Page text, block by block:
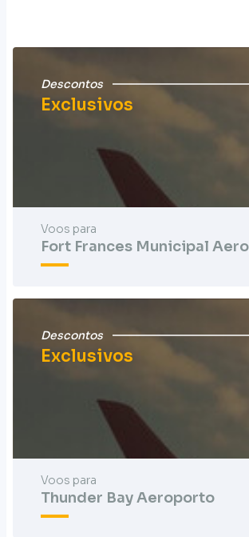
Descontos
Exclusivos
Voos para
Fort Frances Municipal
Descontos
Exclusivos
Voos para
Thunder Bay Aeroporto